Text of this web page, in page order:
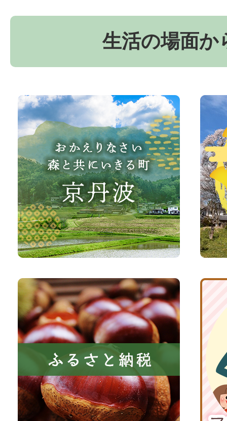
生活の場面か
お
か
え
り
な
さ
い、
森
共
に
い
き
町
京
京
波
町
観
光
サ
イ
ふ
る
さ
と
税
京
波
子
育
て
応